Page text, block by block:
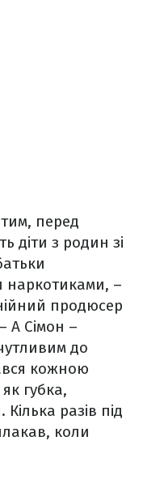
перед
діти з родин зі
наркотиками, –
продюсер
А Сімон –
до
кожною
губка,
Кілька разів під
коли